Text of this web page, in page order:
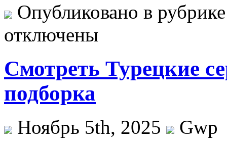
Опубликовано в
отключены
Смотреть Турецкие
подборка
Ноябрь 5th, 2025
Gwp